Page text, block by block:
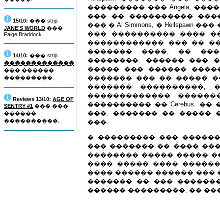
15/10: ��� strip
JANE'S WORLD ���
Paige Braddock.
14/10: ��� strip
�������������
��� ������
���������.
Reviews 13/10: AGE OF
SENTRY #1 ��� ���
������
����������.
��������� ��� Angela,
��� �� ����������
��� � Al Simmons, �
��� ���������� ����
������������ ��� ��
������� ����, ��
��������, ������ ���
����� ��� ������
������� ��� �� �����
������� ����������,
�������������
���������� �� Cerebus.
���, ������� �� �����
���.
� ��������� ���
��� ������� �� ����
�������� ����� �����
���� ����� ����
���� ������ ������ ���
������� �� ���
������ ���������, ��